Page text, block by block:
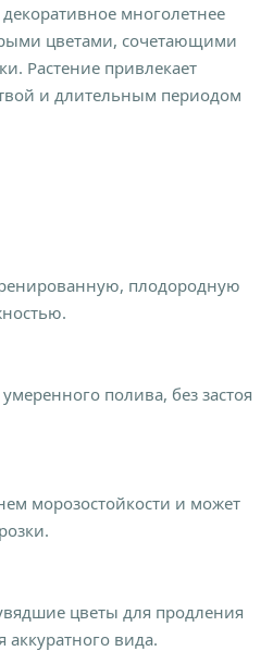
многолетнее
цветами, сочетающими
Растение привлекает
и длительным периодом
плодородную
полива, без застоя
морозостойкости и может
цветы для продления
вида.